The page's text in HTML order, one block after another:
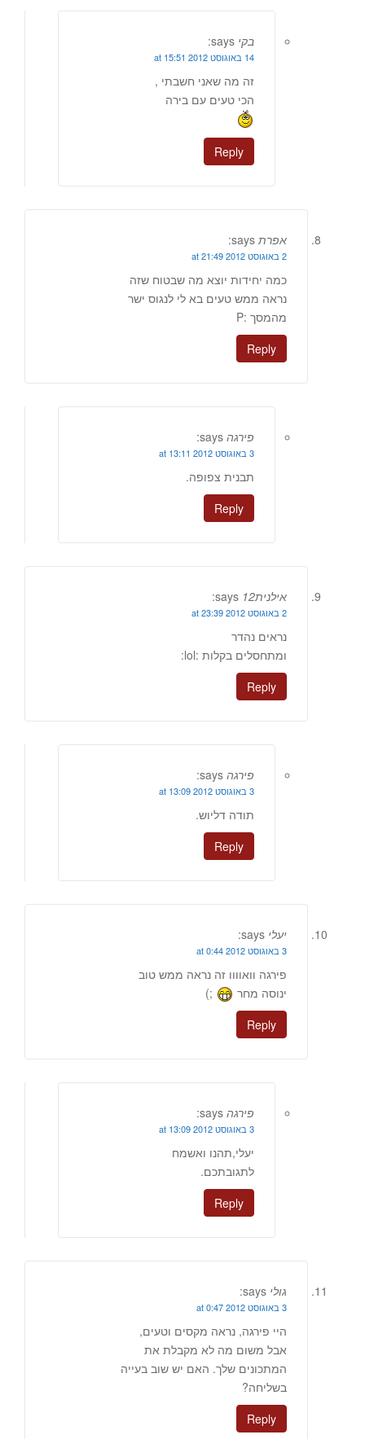
בקי says:
14 באוגוסט 2012 at 15:51
זה מה שאני חשבתי ,
הכי טעים עם בירה
Reply
אפרת says:
2 באוגוסט 2012 at 21:49
כמה יחידות יוצא מה שבטוח שזה
נראה ממש טעים בא לי לנגוס ישר
מהמסך :P
Reply
פירגה says:
3 באוגוסט 2012 at 13:11
תבנית צפופה.
Reply
אילנית12 says:
2 באוגוסט 2012 at 23:39
נראים נהדר
ומתחסלים בקלות :lol:
Reply
פירגה says:
3 באוגוסט 2012 at 13:09
תודה דליוש.
Reply
יעלי says:
3 באוגוסט 2012 at 0:44
פירגה וואוווו זה נראה ממש טוב
ינוסה מחר
;)
Reply
פירגה says:
3 באוגוסט 2012 at 13:09
יעלי,תהנו ואשמח
לתגובתכם.
Reply
גולי says:
3 באוגוסט 2012 at 0:47
היי פירגה, נראה מקסים וטעים,
אבל משום מה לא מקבלת את
המתכונים שלך. האם יש שוב בעייה
בשליחה?
Reply